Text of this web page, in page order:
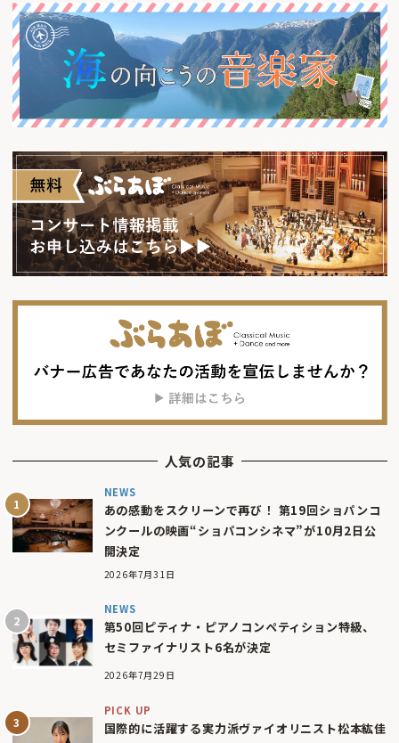
人気の記事
NEWS
あの感動をスクリーンで再び！ 第19回ショパンコ
ンクールの映画“ショパコンシネマ”が10月2日公
開決定
2026年7月31日
NEWS
第50回ピティナ・ピアノコンペティション特級、
セミファイナリスト6名が決定
2026年7月29日
PICK UP
国際的に活躍する実力派ヴァイオリニスト松本紘佳